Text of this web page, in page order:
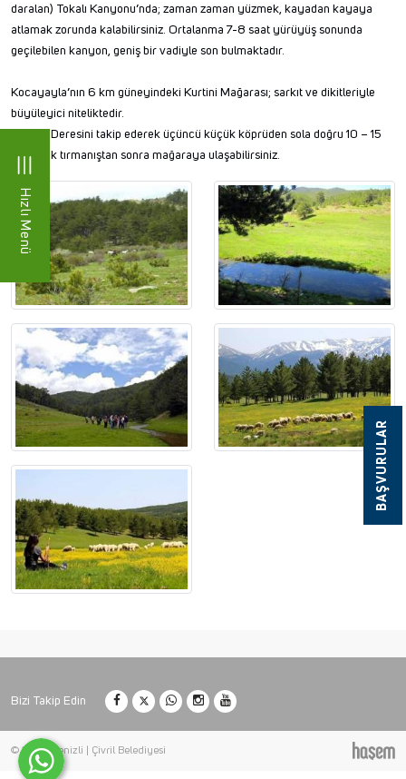
Hızlı Menü
BAŞVURULAR
daralan) Tokalı Kanyonu’nda; zaman zaman yüzmek, kayadan kayaya
atlamak zorunda kalabilirsiniz. Ortalanma 7-8 saat yürüyüş sonunda
geçilebilen kanyon, geniş bir vadiyle son bulmaktadır.
Kocayayla’nın 6 km güneyindeki Kurtini Mağarası; sarkıt ve dikitleriyle
büyüleyici niteliktedir.
Akçay Deresini takip ederek üçüncü küçük köprüden sola doğru 10 – 15
dakikalık tırmanıştan sonra mağaraya ulaşabilirsiniz.
Bizi Takip Edin
© 2026 Denizli | Çivril Belediyesi